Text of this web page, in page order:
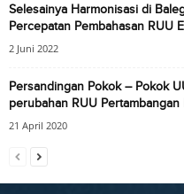
Selesainya Harmonisasi di
Percepatan Pembahasan RUU
2 Juni 2022
Persandingan Pokok – Pokok
perubahan RUU Pertambangan
21 April 2020